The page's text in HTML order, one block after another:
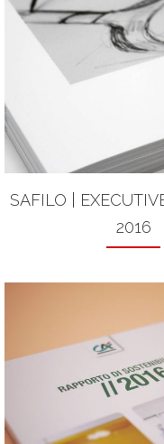
SAFILO |
2016